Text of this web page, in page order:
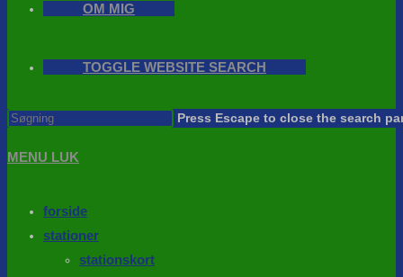
OM MIG
TOGGLE WEBSITE SEARCH
Press Escape to close the search
MENU LUK
forside
stationer
stationskort